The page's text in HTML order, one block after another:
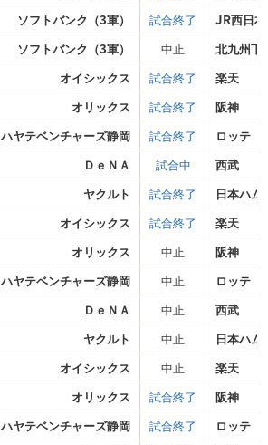
ソフトバンク（3軍） 試合終了 JR西日
ソフトバンク（3軍） 中止
北九州下
オイシックス 試合終了
楽天
オリックス 試合終了
阪神
ハヤテベンチャーズ静岡 試合終了
ロッテ
ＤｅＮＡ 試合中
西武
ヤクルト 試合終了 日本ハム
オイシックス 試合終了
楽天
オリックス 中止
阪神
ハヤテベンチャーズ静岡 中止
ロッテ
ＤｅＮＡ 中止
西武
ヤクルト 中止 日本ハム
オイシックス 中止
楽天
オリックス 試合終了
阪神
ハヤテベンチャーズ静岡 試合終了
ロッテ